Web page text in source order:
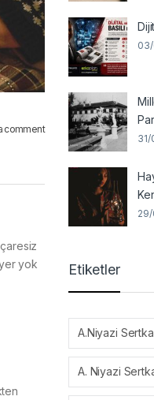
comment
yok
Etiketler
A.Niyazi
A. Niyazi